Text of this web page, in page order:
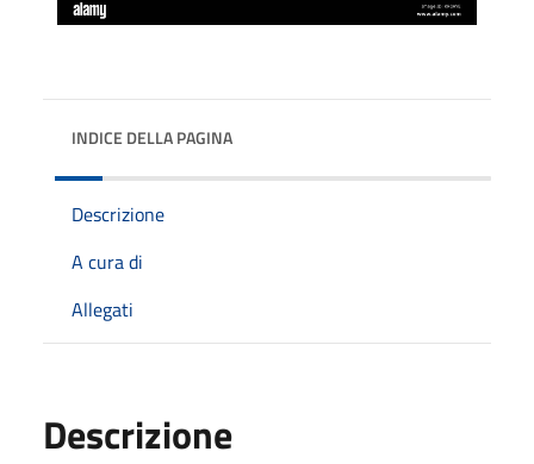
INDICE DELLA PAGINA
Descrizione
A cura di
Allegati
Descrizione